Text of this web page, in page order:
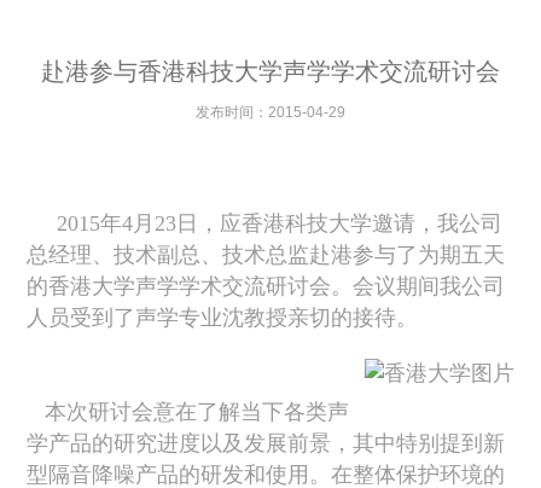
赴港参与香港科技大学声学学术交流研讨会
发布时间：2015-04-29
2015年4月 23 日 ，应香港科技大学邀请，我公司
总经理、技术副总、技术总监赴港参与了为期五天
的香港大学声学学术交流研讨会。会议期间我公司
人员受到了声学专业沈教授亲切的接待。
本次研讨会意在了解当下各类声
学产品的研究进度以及发展前景，其中特别提到新
型隔音降噪产品的研发和使用。在整体保护环境的